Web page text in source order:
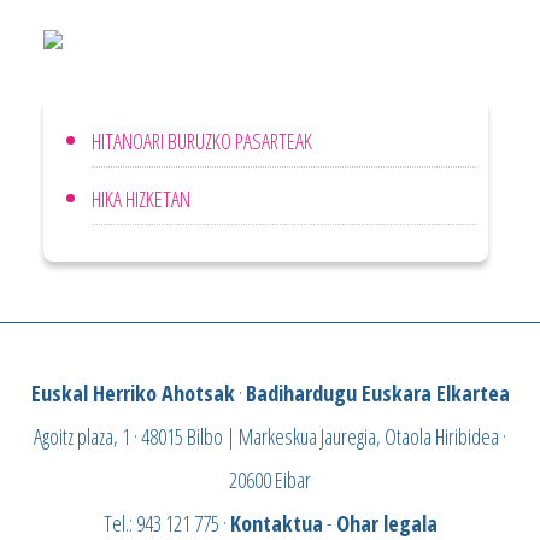
HITANOARI BURUZKO PASARTEAK
HIKA HIZKETAN
Euskal Herriko Ahotsak· Badihardugu Euskara Elkartea
Agoitz plaza, 1 · 48015 Bilbo | Markeskua Jauregia, Otaola Hiribidea ·
20600 Eibar
Tel.: 943 121 775 · Kontaktua- Ohar legala